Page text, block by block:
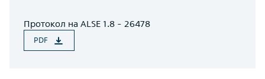
Протокол на ALSE 1.8 - 26478
PDF